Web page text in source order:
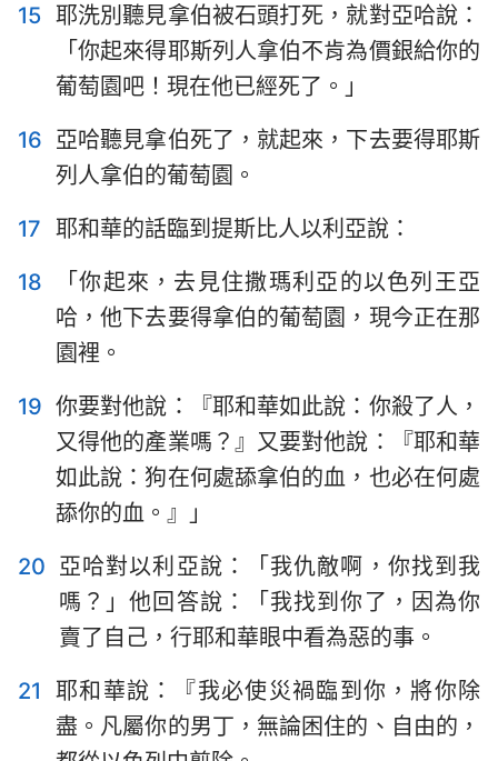
1 2 3 4 5 6
7
8
15
16 17 18 19 20
21
22
15 耶洗別聽見拿伯被石頭打死，就對亞哈說：
「你起來得耶斯列人拿伯不肯為價銀給你的
葡萄園吧！現在他已經死了。」
16 亞哈聽見拿伯死了，就起來，下去要得耶斯
列人拿伯的葡萄園。
17 耶和華的話臨到提斯比人以利亞說：
18
「你起來，去見住撒瑪利亞的以色列王亞
哈，他下去要得拿伯的葡萄園，現今正在那
園裡。
19 你要對他說：『耶和華如此說：你殺了人，
又得他的產業嗎？』又要對他說：『耶和華
如此說：狗在何處舔拿伯的血，也必在何處
舔你的血。』」
20 亞哈對以利亞說：「我仇敵啊，你找到我
嗎？」他回答說：「我找到你了，因為你
賣了自己，行耶和華眼中看為惡的事。
21
耶和華說：『我必使災禍臨到你，將你除
盡。凡屬你的男丁，無論困住的、自由的，